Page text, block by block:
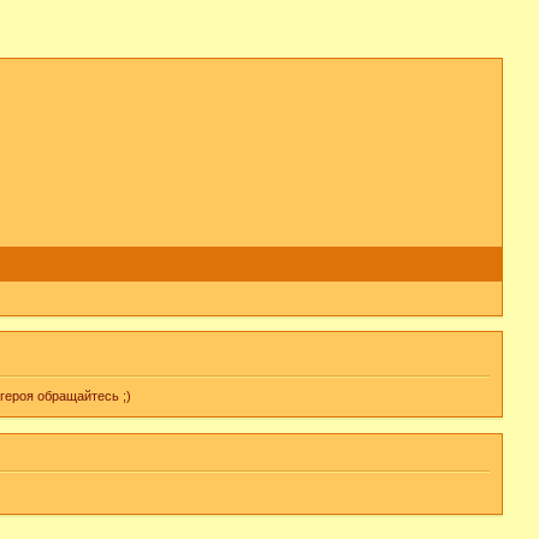
обращайтесь ;)